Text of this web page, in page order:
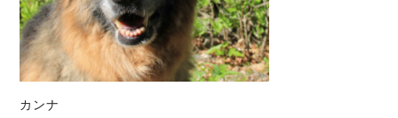
カンナ